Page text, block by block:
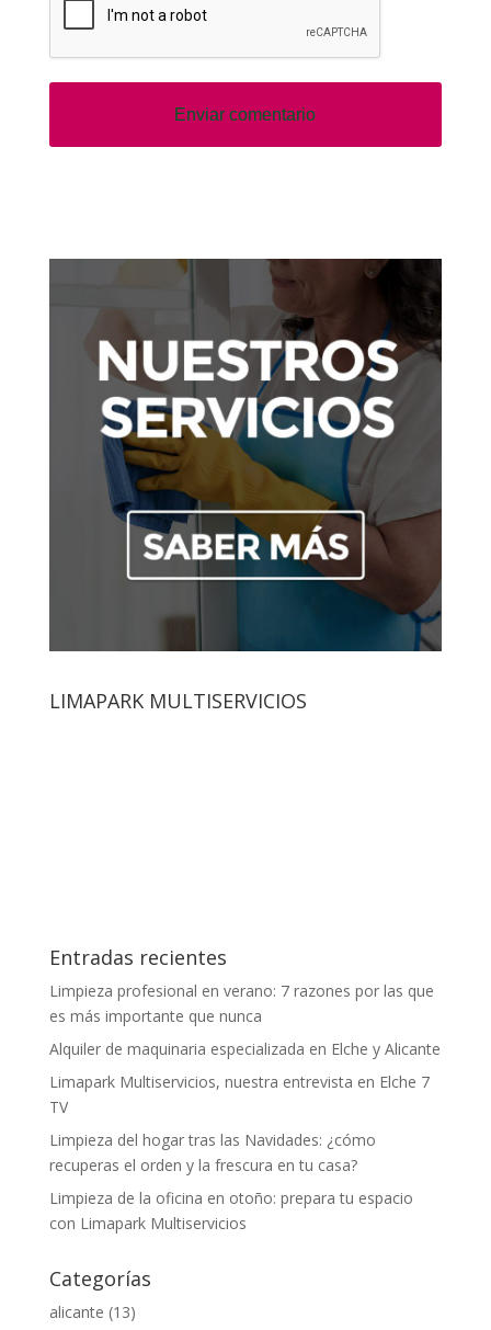
LIMAPARK MULTISERVICIOS
Entradas recientes
Limpieza profesional en verano: 7 razones por las que
es más importante que nunca
Alquiler de maquinaria especializada en Elche y Alicante
Limapark Multiservicios, nuestra entrevista en Elche 7
TV
Limpieza del hogar tras las Navidades: ¿cómo
recuperas el orden y la frescura en tu casa?
Limpieza de la oficina en otoño: prepara tu espacio
con Limapark Multiservicios
Categorías
alicante (13)